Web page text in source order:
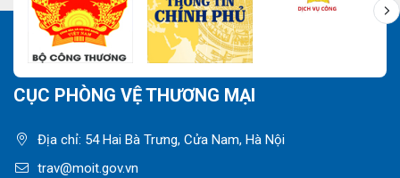
CỤC PHÒNG VỆ THƯƠNG MẠI
Địa chỉ: 54 Hai Bà Trưng, Cửa Nam, Hà Nội
trav@moit.gov.vn